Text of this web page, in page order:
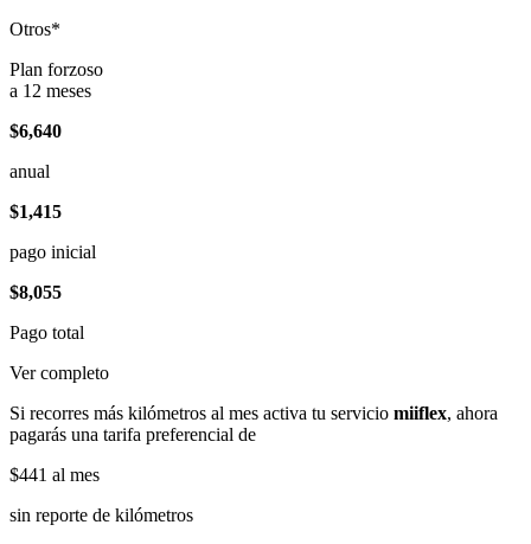
Otros*
Plan forzoso
a 12 meses
$6,640
anual
$1,415
pago inicial
$8,055
Pago total
Ver completo
Si recorres más kilómetros al mes activa tu servicio miiflex, ahora
pagarás una tarifa preferencial de
$441 al mes
sin reporte de kilómetros